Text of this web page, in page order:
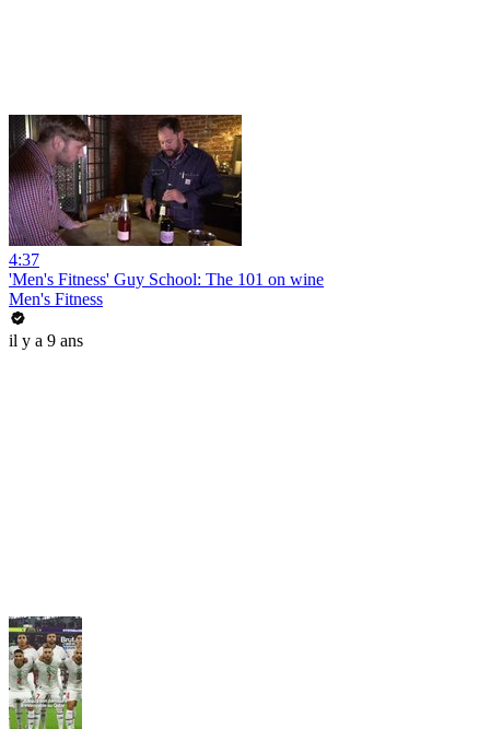
4:37
'Men's Fitness' Guy School: The 101 on wine
Men's Fitness
il y a 9 ans